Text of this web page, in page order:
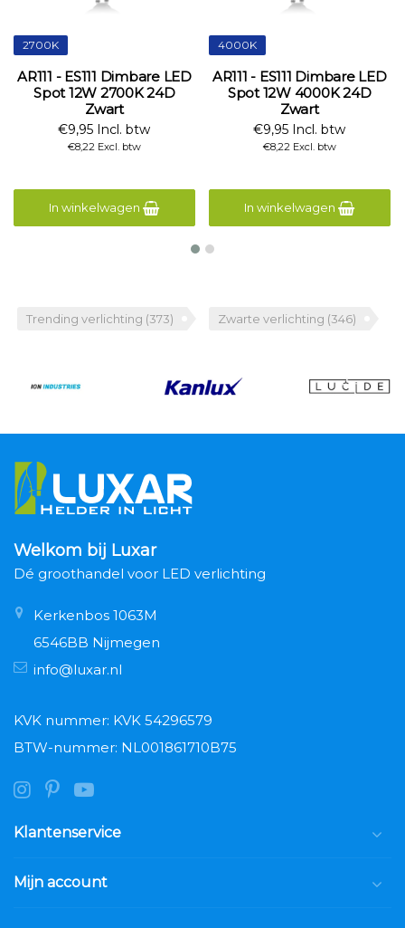
2700K
AR111 - ES111 Dimbare LED
Spot 12W 2700K 24D
Zwart
€9,95 Incl. btw
€8,22 Excl. btw
In winkelwagen
4000K
AR111 - ES111 Dimbare LED
Spot 12W 4000K 24D
Zwart
€9,95 Incl. btw
€8,22 Excl. btw
In winkelwagen
Trending verlichting (373) Zwarte verlichting (346)
Welkom bij Luxar
Dé groothandel voor LED verlichting
Kerkenbos 1063M
6546BB Nijmegen
info@luxar.nl
KVK nummer: KVK 54296579
BTW-nummer: NL001861710B75
Klantenservice
Mijn account